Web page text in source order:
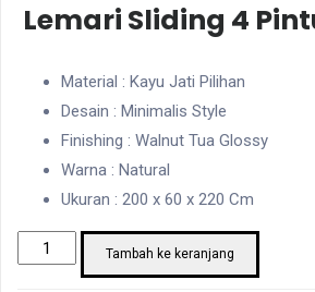
Lemari Sliding 4
Material : Kayu Jati Pilihan
Desain : Minimalis Style
Finishing : Walnut Tua Glossy
Warna : Natural
Ukuran : 200 x 60 x 220 Cm
Kuantitas
Tambah ke keranjang